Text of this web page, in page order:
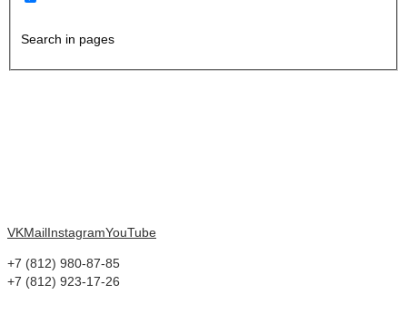
Search in pages
VKMailInstagramYouTube
+7 (812) 980-87-85
+7 (812) 923-17-26